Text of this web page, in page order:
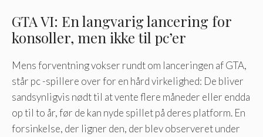
GTA VI: En langvarig lancering for
konsoller, men ikke til pc’er
Mens forventning vokser rundt om lanceringen af ​​GTA,
står pc -spillere over for en hård virkelighed: De bliver
sandsynligvis nødt til at vente flere måneder eller endda
op til to år, før de kan nyde spillet på deres platform. En
forsinkelse, der ligner den, der blev observeret under